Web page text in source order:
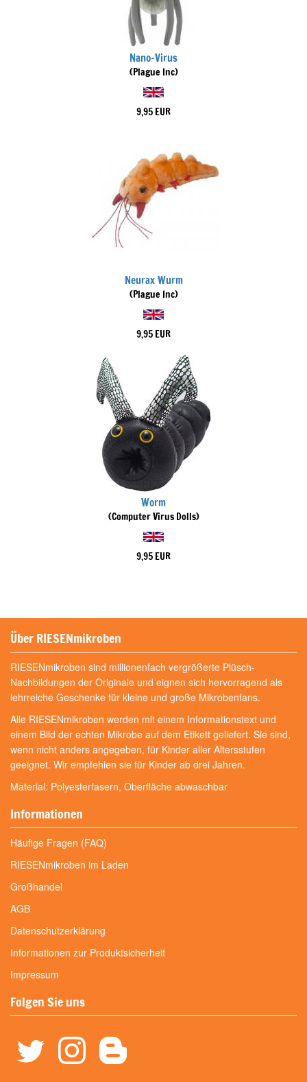
Nano-Virus
(Plague Inc)
9,95 EUR
Neurax Wurm
(Plague Inc)
9,95 EUR
Worm
(Computer Virus Dolls)
9,95 EUR
Über RIESENmikroben
RIESENmikroben sind millionenfach vergrößerte Plüsch-
Nachbildungen der Originale und eignen sich hervorragend als
lehrreiche Geschenke für kleine und große Mikrobenfans.
Alle RIESENmikroben werden mit einem Informationstext und
einem Bild der echten Mikrobe auf dem Etikett geliefert. Sie sind,
wenn nicht anders angegeben, für Kinder aller Altersstufen
geeignet. Wir empfehlen sie für Kinder ab drei Jahren.
Material: Polyesterfasern, Oberfläche abwaschbar
Informationen
Häufige Fragen (FAQ)
RIESENmikroben im Laden
Großhandel
AGB
Datenschutzerklärung
Informationen zur Produktsicherheit
Impressum
Folgen Sie uns